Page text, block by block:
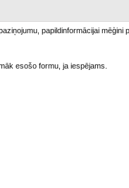
papildinformācijai mēģini
esošo formu, ja iespējams.